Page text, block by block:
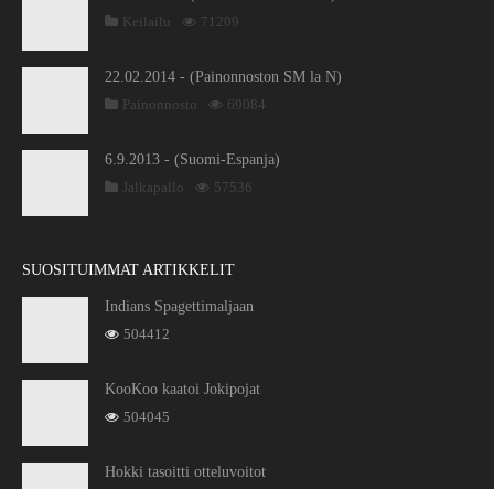
Keilailu
71209
22.02.2014 - (Painonnoston SM la N)
Painonnosto
69084
6.9.2013 - (Suomi-Espanja)
Jalkapallo
57536
SUOSITUIMMAT ARTIKKELIT
Indians Spagettimaljaan
504412
KooKoo kaatoi Jokipojat
504045
Hokki tasoitti otteluvoitot